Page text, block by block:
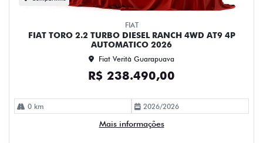
FIAT
FIAT TORO 2.2 TURBO DIESEL RANCH 4WD AT9 4P
AUTOMATICO 2026
Fiat Verità Guarapuava
R$ 238.490,00
0 km 2026/2026
Mais informações